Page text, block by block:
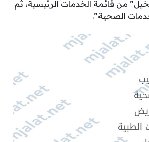
من قائمة الخدمات الرئيسية، ثم
الصحية”.